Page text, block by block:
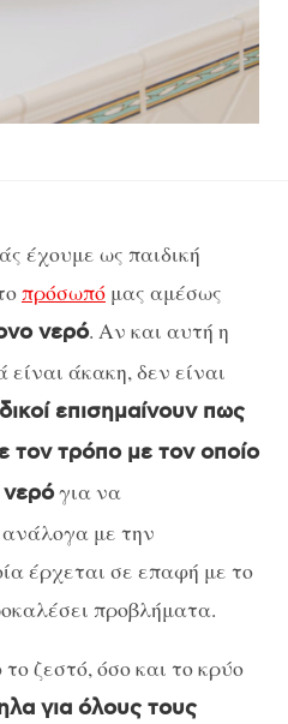
έχουμε ως παιδική
πρόσωπό μας αμέσως
νερό. Αν και αυτή η
είναι άκακη, δεν είναι
επισημαίνουν πως
τον τρόπο με τον οποίο
νερόγια να
ανάλογα με την
έρχεται σε επαφή με το
προβλήματα.
ζεστό, όσο και το κρύο
για όλους τους